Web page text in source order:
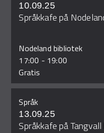
10.09.25
Språkkafe på
Nodeland bibliotek
17:00 - 19:00
Gratis
Språk
13.09.25
Språkkafe på